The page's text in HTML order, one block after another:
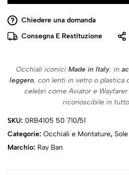
Chiedere una domanda
Consegna E Restituzione
Occhiali iconici Made in Italy, in
leggero, con lenti in vetro o plastica
celebri come Aviator e
riconoscibile in
SKU: 0RB4105 50 710/51
Categorie: Occhiali e Montature, Sole
Marchio: Ray Ban